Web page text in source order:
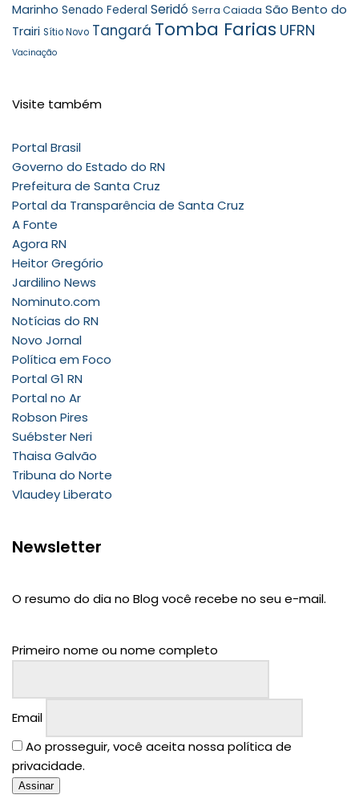
Marinho Senado Federal Seridó Serra Caiada São Bento do
Trairi Sítio Novo Tangará Tomba Farias UFRN
Vacinação
Visite também
Portal Brasil
Governo do Estado do RN
Prefeitura de Santa Cruz
Portal da Transparência de Santa Cruz
A Fonte
Agora RN
Heitor Gregório
Jardilino News
Nominuto.com
Notícias do RN
Novo Jornal
Política em Foco
Portal G1 RN
Portal no Ar
Robson Pires
Suébster Neri
Thaisa Galvão
Tribuna do Norte
Vlaudey Liberato
Newsletter
O resumo do dia no Blog você recebe no seu e-mail.
Primeiro nome ou nome completo
Email
Ao prosseguir, você aceita nossa política de
privacidade.